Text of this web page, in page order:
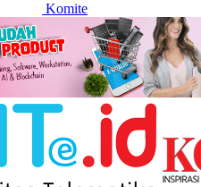
Komite